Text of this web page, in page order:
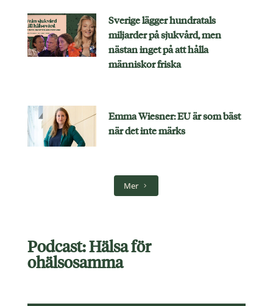
Sverige lägger hundratals
miljarder på sjukvård, men
nästan inget på att hålla
människor friska
Emma Wiesner: EU är som bäst
när det inte märks
Mer
Podcast: Hälsa för
ohälsosamma